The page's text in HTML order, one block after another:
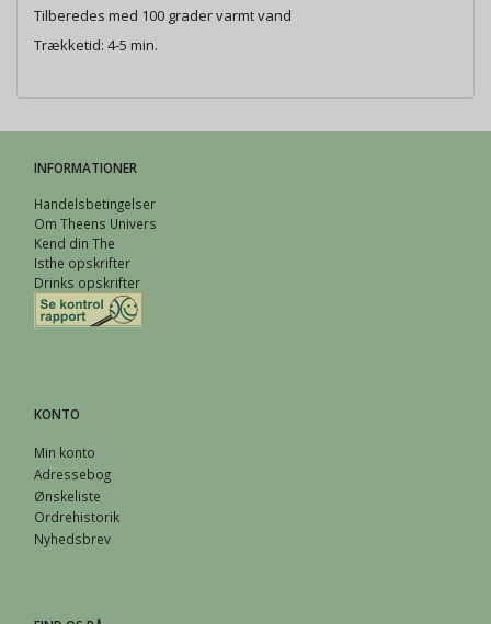
Tilberedes med 100 grader varmt vand
Trækketid: 4-5 min.
INFORMATIONER
Handelsbetingelser
Om Theens Univers
Kend din The
Isthe opskrifter
Drinks opskrifter
KONTO
Min konto
Adressebog
Ønskeliste
Ordrehistorik
Nyhedsbrev